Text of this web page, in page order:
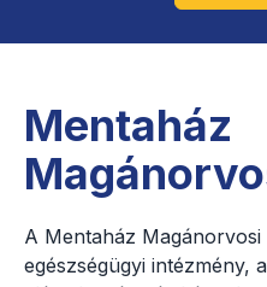
Mentaház
A Mentaház
egészségügyi intézmény,